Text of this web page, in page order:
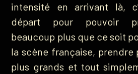
intensité en arrivant là,
départ pour pouvoir
beaucoup plus que ce soit
la scène française, prendre
plus grands et tout